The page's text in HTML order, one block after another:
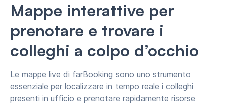
Mappe interattive per
prenotare e trovare i
colleghi a colpo d’occhio
Le mappe live di farBooking sono uno strumento
essenziale per localizzare in tempo reale i colleghi
presenti in ufficio e prenotare rapidamente risorse